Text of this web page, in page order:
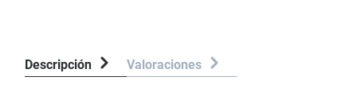
Descripción Valoraciones